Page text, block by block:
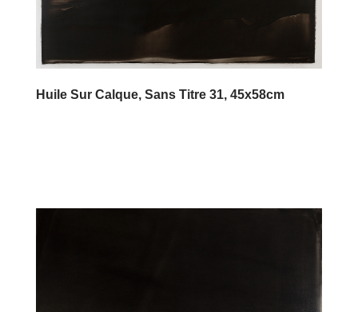
Huile Sur Calque, Sans Titre 31, 45x58cm